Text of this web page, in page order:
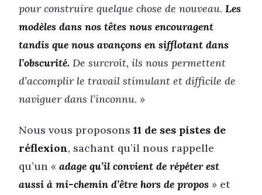
pour construire quelque chose de nouveau. Les
modèles dans nos têtes nous encouragent
tandis que nous avançons en sifflotant dans
l’obscurité. De surcroît, ils nous permettent
d’accomplir le travail stimulant et difficile de
naviguer dans l’inconnu. »
Nous vous proposons 11 de ses pistes de
réflexion, sachant qu’il nous rappelle
qu’un « adage qu’il convient de répéter est
aussi à mi-chemin d’être hors de propos » et